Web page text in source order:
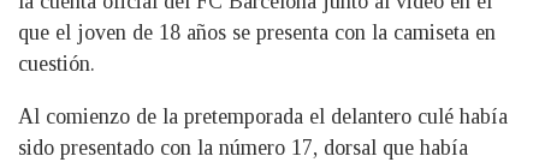
que el joven de 18 años se presenta con la camiseta en
cuestión.
Al comienzo de la pretemporada el delantero culé había
sido presentado con la número 17, dorsal que había